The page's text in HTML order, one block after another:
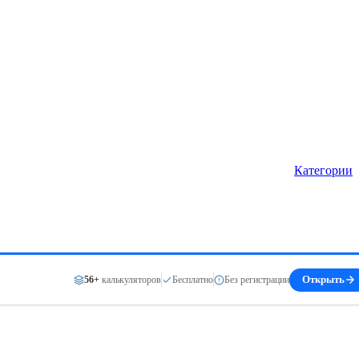
Категории
56+ калькуляторов Бесплатно Без регистрации Открыть